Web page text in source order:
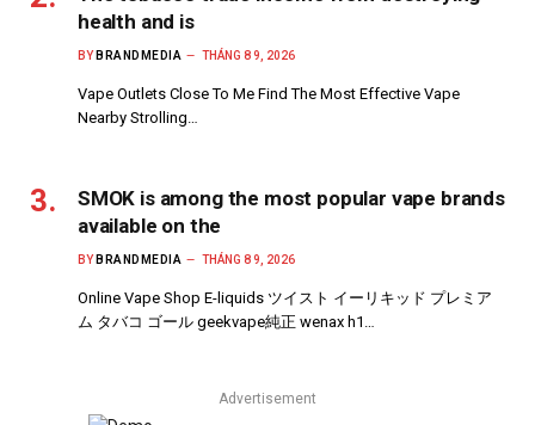
health and is
BY BRANDMEDIA THÁNG 8 9, 2026
Vape Outlets Close To Me Find The Most Effective Vape
Nearby Strolling…
SMOK is among the most popular vape brands
available on the
BY BRANDMEDIA THÁNG 8 9, 2026
Online Vape Shop E-liquids ツイスト イーリキッド プレミア
ム タバコ ゴール geekvape純正 wenax h1…
Advertisement